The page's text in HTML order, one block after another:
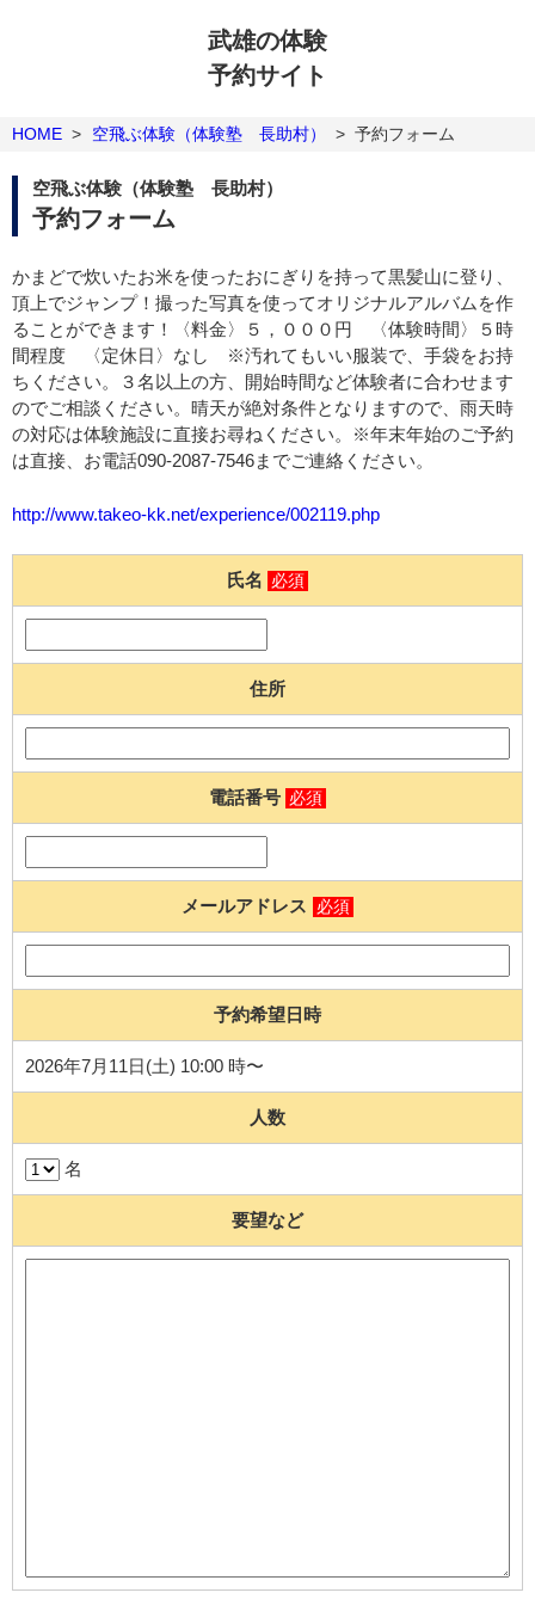
武雄の体験
予約サイト
HOME > 空飛ぶ体験（体験塾 長助村） > 予約フォーム
空飛ぶ体験（体験塾 長助村）
予約フォーム
かまどで炊いたお米を使ったおにぎりを持って黒髪山に登り、
頂上でジャンプ！撮った写真を使ってオリジナルアルバムを作
ることができます！〈料金〉５，０００円 〈体験時間〉５時
間程度 〈定休日〉なし ※汚れてもいい服装で、手袋をお持
ちください。３名以上の方、開始時間など体験者に合わせます
のでご相談ください。晴天が絶対条件となりますので、雨天時
の対応は体験施設に直接お尋ねください。※年末年始のご予約
は直接、お電話090-2087-7546までご連絡ください。
http://www.takeo-kk.net/experience/002119.php
氏名 必須
住所
電話番号 必須
メールアドレス 必須
予約希望日時
2026年7月11日(土) 10:00 時〜
人数
名
要望など